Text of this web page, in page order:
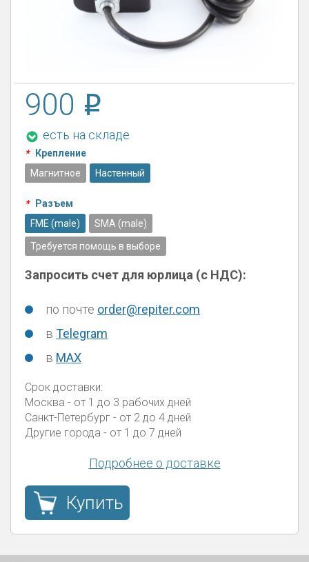
900
есть на складе
*
Крепление
Магнитное
Настенный
*
Разъем
FME (male)
SMA (male)
Требуется помощь в выборе
Запросить счет для юрлица (с НДС):
по почте order@repiter.com
в Telegram
в MAX
Срок доставки:
Москва - от 1 до 3 рабочих дней
Санкт-Петербург - от 2 до 4 дней
Другие города - от 1 до 7 дней
Подробнее о доставке
Купить